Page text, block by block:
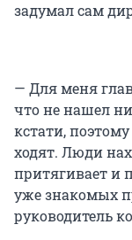
задумал сам
— Для меня
что не нашел
кстати,
ходят. Люди
притягивает и
уже знакомых
руководитель